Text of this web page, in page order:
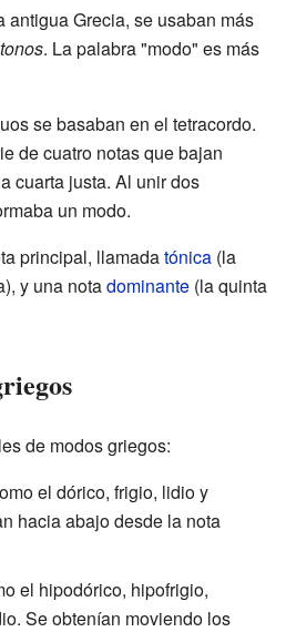
antigua Grecia, se usaban más
tonos. La palabra "modo" es más
se basaban en el tetracordo.
de cuatro notas que bajan
cuarta justa. Al unir dos
un modo.
principal, llamadatónica (la
y una notadominante (la quinta
de modos griegos:
el dórico, frigio, lidio y
hacia abajo desde la nota
el hipodórico, hipofrigio,
Se obtenían moviendo los